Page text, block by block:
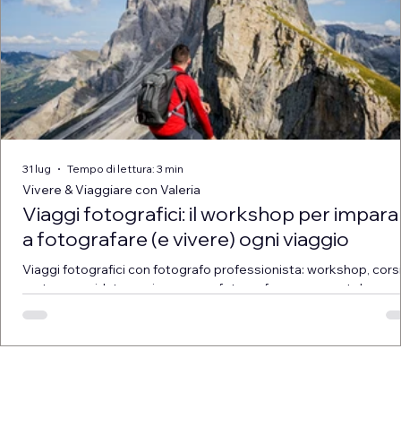
Viaggi fotografici: il workshop per
a fotografare (e vivere) ogni viaggio
Viaggi fotografici con fotografo professionista: workshop,
partenze guidate per imparare a fotografare con smartphone o
fotocamera e vivere il viaggio con più consapevolezza.
Vivere & Viaggiare con Valeria
31 lug Tempo di lettura: 3 min